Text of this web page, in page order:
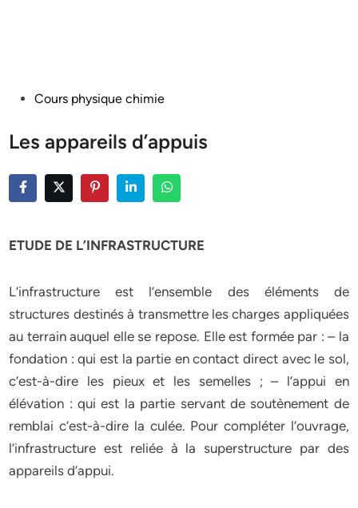
PostedCours physique chimie
Les appareils d’appuis
ETUDE DE L’INFRASTRUCTURE
L’infrastructure est l’ensemble des éléments de
structures destinés à transmettre les charges appliquées
au terrain auquel elle se repose. Elle est formée par : – la
fondation : qui est la partie en contact direct avec le sol,
c’est-à-dire les pieux et les semelles ; – l’appui en
élévation : qui est la partie servant de soutènement de
remblai c’est-à-dire la culée. Pour compléter l’ouvrage,
l’infrastructure est reliée à la superstructure par des
appareils d’appui.